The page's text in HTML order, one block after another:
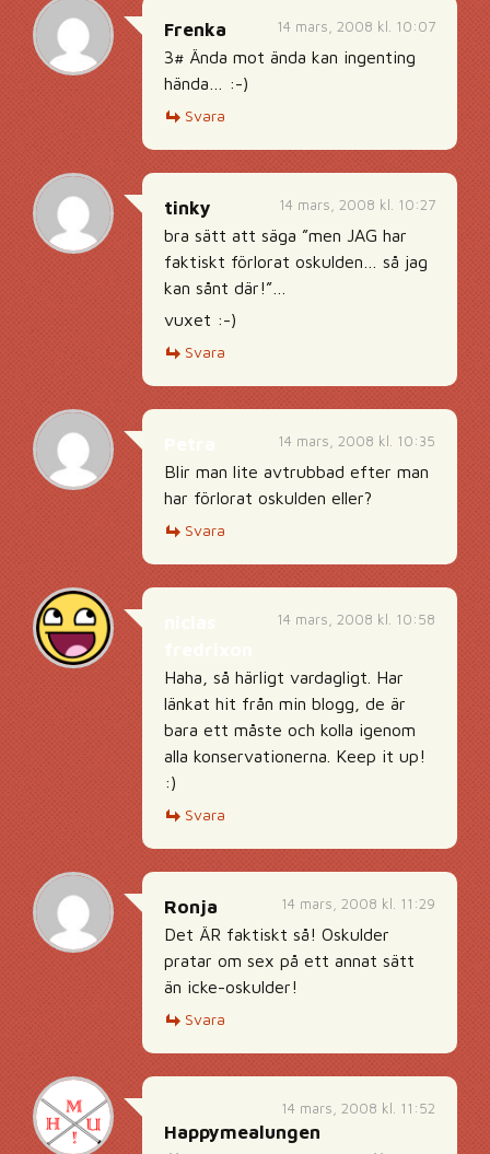
14 mars, 2008 kl. 10:07
Frenka
3# Ända mot ända kan ingenting
hända… :-)
Svara
14 mars, 2008 kl. 10:27
tinky
bra sätt att säga ”men JAG har
faktiskt förlorat oskulden… så jag
kan sånt där!”…
vuxet :-)
Svara
14 mars, 2008 kl. 10:35
Blir man lite avtrubbad efter man
har förlorat oskulden eller?
Svara
14 mars, 2008 kl. 10:58
Haha, så härligt vardagligt. Har
länkat hit från min blogg, de är
bara ett måste och kolla igenom
alla konservationerna. Keep it up!
:)
Svara
14 mars, 2008 kl. 11:29
Ronja
Det ÄR faktiskt så! Oskulder
pratar om sex på ett annat sätt
än icke-oskulder!
Svara
14 mars, 2008 kl. 11:52
Happymealungen